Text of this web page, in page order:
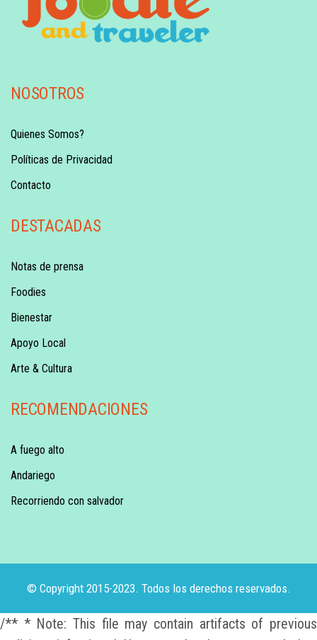
NOSOTROS
Quienes Somos?
Políticas de Privacidad
Contacto
DESTACADAS
Notas de prensa
Foodies
Bienestar
Apoyo Local
Arte & Cultura
RECOMENDACIONES
A fuego alto
Andariego
Recorriendo con salvador
© Copyright 2015-2023. Todos los derechos reservados.
/** * Note: This file may contain artifacts of previous